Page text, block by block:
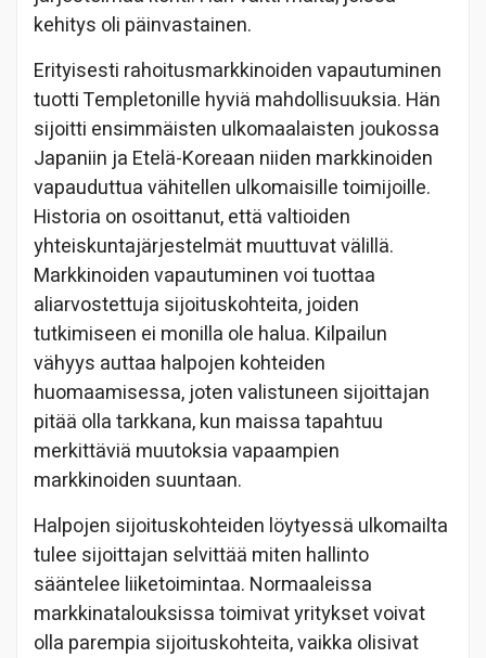
kehitys oli päinvastainen.
Erityisesti rahoitusmarkkinoiden vapautuminen
tuotti Templetonille hyviä mahdollisuuksia. Hän
sijoitti ensimmäisten ulkomaalaisten joukossa
Japaniin ja Etelä-Koreaan niiden markkinoiden
vapauduttua vähitellen ulkomaisille toimijoille.
Historia on osoittanut, että valtioiden
yhteiskuntajärjestelmät muuttuvat välillä.
Markkinoiden vapautuminen voi tuottaa
aliarvostettuja sijoituskohteita, joiden
tutkimiseen ei monilla ole halua. Kilpailun
vähyys auttaa halpojen kohteiden
huomaamisessa, joten valistuneen sijoittajan
pitää olla tarkkana, kun maissa tapahtuu
merkittäviä muutoksia vapaampien
markkinoiden suuntaan.
Halpojen sijoituskohteiden löytyessä ulkomailta
tulee sijoittajan selvittää miten hallinto
sääntelee liiketoimintaa. Normaaleissa
markkinatalouksissa toimivat yritykset voivat
olla parempia sijoituskohteita, vaikka olisivat